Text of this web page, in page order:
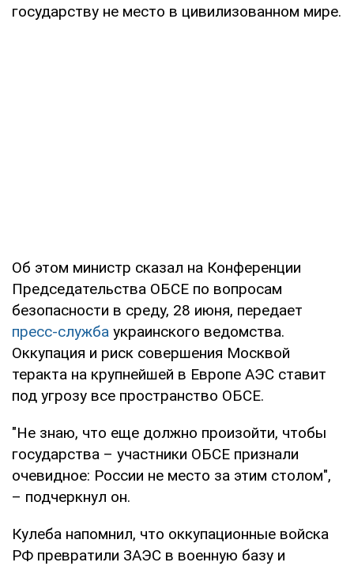
государству не место в цивилизованном мире.
Об этом министр сказал на Конференции
Председательства ОБСЕ по вопросам
безопасности в среду, 28 июня, передает
пресс-служба украинского ведомства.
Оккупация и риск совершения Москвой
теракта на крупнейшей в Европе АЭС ставит
под угрозу все пространство ОБСЕ.
"Не знаю, что еще должно произойти, чтобы
государства – участники ОБСЕ признали
очевидное: России не место за этим столом",
– подчеркнул он.
Кулеба напомнил, что оккупационные войска
РФ превратили ЗАЭС в военную базу и